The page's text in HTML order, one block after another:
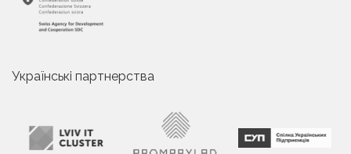
Українські партнерства